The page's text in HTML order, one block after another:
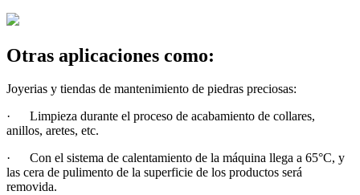
Otras aplicaciones como:
Joyerias y tiendas de mantenimiento de piedras preciosas:
· Limpieza durante el proceso de acabamiento de collares,
anillos, aretes, etc.
· Con el sistema de calentamiento de la máquina llega a 65°C, y
las cera de pulimento de la superficie de los productos será
removida.